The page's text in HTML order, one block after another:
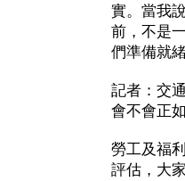
實。當我
前，不是
們準備就
記者：交
會不會正
勞工及福
評估，大